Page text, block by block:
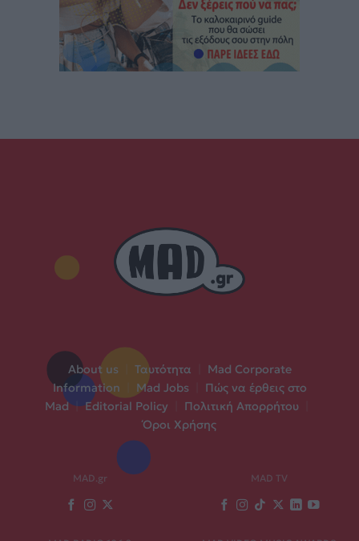
About us Ταυτότητα
Mad Corporate
Information
Mad Jobs
Πώς να έρθεις στο
Mad | Editorial Policy Πολιτική Απορρήτου
Όροι Χρήσης
MAD.gr MAD TV